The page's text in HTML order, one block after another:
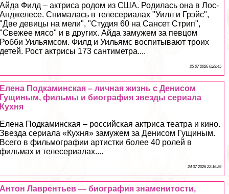
Айда Филд – актриса родом из США. Родилась она в Лос-
Анджелесе. Снималась в телесериалах "Уилл и Грэйс",
"Две дeвицы на мели", "Студия 60 на Сансет Стрип",
"Свежее мясо" и в других. Айда замужем за певцом
Робби Уильямсом. Филд и Уильямс воспитывают троих
детей. Рост актрисы 173 сантиметра....
25 07 2026 0:29:45
Елена Подкаминская – личная жизнь с Денисом
Гущиным, фильмы и биография звезды сериала
Кухня
Елена Подкаминская – российская актриса театра и кино.
Звезда сериала «Кухня» замужем за Денисом Гущиным.
Всего в фильмографии артистки более 40 ролей в
фильмах и телесериалах....
24 07 2026 22:16:26
Антон Лаврентьев — биография знаменитости,